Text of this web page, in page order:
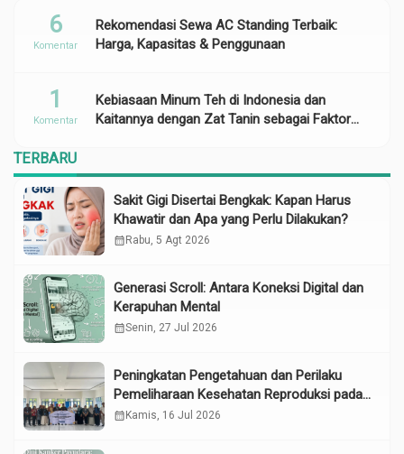
Rekomendasi Sewa AC Standing Terbaik:
Harga, Kapasitas & Penggunaan
6
Komentar
Kebiasaan Minum Teh di Indonesia dan
Kaitannya dengan Zat Tanin sebagai Faktor
1
Komentar
TERBARU
Sakit Gigi Disertai Bengkak: Kapan Harus
Khawatir dan Apa yang Perlu Dilakukan?
calendar_month Rabu, 5 Agt 2026
Generasi Scroll: Antara Koneksi Digital dan
Kerapuhan Mental
calendar_monthSenin, 27 Jul 2026
Peningkatan Pengetahuan dan Perilaku
Pemeliharaan Kesehatan Reproduksi pada
Lansia melalui Edukasi dan Konseling di
calendar_month Kamis, 16 Jul 2026